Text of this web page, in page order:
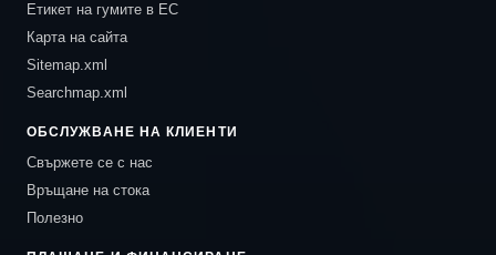
Етикет на гумите в ЕС
Карта на сайта
Sitemap.xml
Searchmap.xml
ОБСЛУЖВАНЕ НА КЛИЕНТИ
Свържете се с нас
Връщане на стока
Полезно